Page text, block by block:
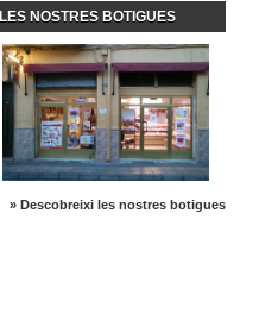
LES NOSTRES BOTIGUES
» Descobreixi les nostres botigues